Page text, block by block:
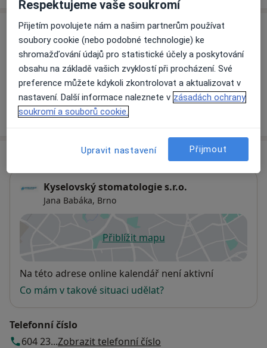
Kongres ProMikro
YES Dent konference
2012 Ergonomie a kofferdam v praxi zubního lékaře
Výroční kongres ČADE
Endodontický workshop, Prof. Leonardo
Free lecture Dr. Ladislav Gregor
ESMD Berlín
Služby a ceník služeb
Vstupní vyšetření
Detaily
Jak fungují ceny?
Kyselovský stomatologie s.r.o.
Jana Babáka, Brno
Přiblížit mapuse otevře v nové záložce
Dostupnost
Na této adrese online kalendář není aktivní
Co mám v takové situaci udělat?
Telefonní číslo
604 23...Zobrazit telefonní číslo
Respektujeme vaše soukromí
Přijetím povolujete nám a našim partnerům používat
soubory cookie (nebo podobné technologie) ke
shromažďování údajů pro statistické účely a poskytování
obsahu na základě vašich zvyklostí při procházení. Své
preference můžete kdykoli zkontrolovat a aktualizovat v
nastavení. Další informace naleznete v zásadách ochrany
soukromí a souborů cookie.
Upravit nastavení Přijmout